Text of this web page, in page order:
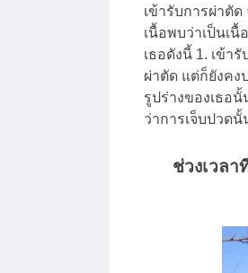
เข้ารับการผ่าตั
เนื้อพบว่าเป็นเ
เธอดังนี้ 1. เข้า
ผ่าตัด แต่ก็ยังคง
รูปร่างของเธอ
ว่าการเจ็บปวด
ช่วงเวลา